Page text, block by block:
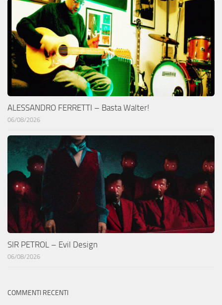
ALESSANDRO FERRETTI – Basta Walter!
06/08/2026
SIR PETROL – Evil Design
06/08/2026
COMMENTI RECENTI